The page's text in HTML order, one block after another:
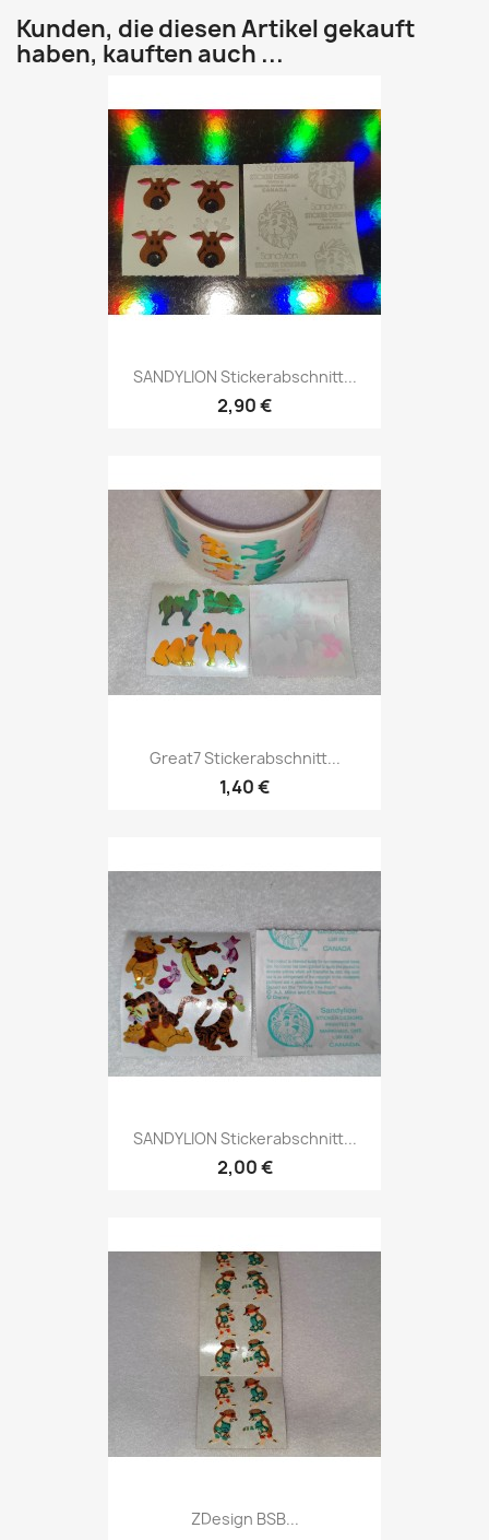
Kunden, die diesen Artikel gekauft
haben, kauften auch ...
SANDYLION Stickerabschnitt...
2,90 €
Great7 Stickerabschnitt...
1,40 €
SANDYLION Stickerabschnitt...
2,00 €
ZDesign BSB...